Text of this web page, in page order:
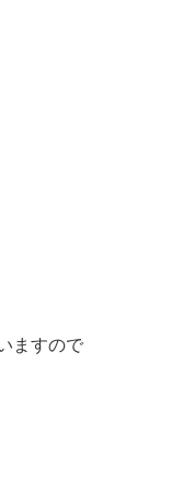
ますので